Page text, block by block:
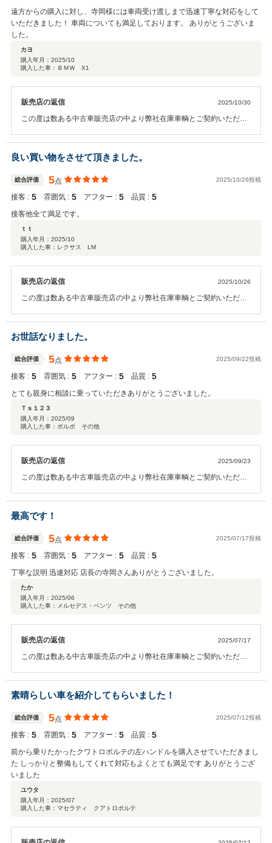
遠方からの購入に対し、寺岡様には車両受け渡しまで迅速丁寧な対応をして
いただきました！ 車両についても満足しております。 ありがとうございま
した。
カヨ
購入年月： 2025/10
購入した車：ＢＭＷ X1
販売店の返信 2025/10/30
この度は数ある中古車販売店の中より弊社在庫車輌とご契約いただき
す。 何かご不明な点等ございましたらお気軽にご連絡ください。 今後
とも末永いお付き合いの程宜しくお願い致します。
良い買い物をさせて頂きました。
総合評価 5点 2025/10/26投稿
接客 : 5 雰囲気 : 5 アフター : 5 品質 : 5
接客他全て満足です。
ｔｔ
購入年月： 2025/10
購入した車：レクサス LM
販売店の返信 2025/10/26
この度は数ある中古車販売店の中より弊社在庫車輌とご契約いただき
お世話なりました。
総合評価 5点 2025/09/22投稿
接客 : 5 雰囲気 : 5 アフター : 5 品質 : 5
とても親身に相談に乗っていただきありがとうございました。
Ｔｓ１２３
購入年月： 2025/09
購入した車：ボルボ その他
販売店の返信 2025/09/23
この度は数ある中古車販売店の中より弊社在庫車輌とご契約いただき
す。 何かご不明な点等ございましたらお気軽にご連絡ください。 今後
とも末永いお付き合いの程宜しくお願い致します。
最高です！
総合評価 5点 2025/07/17投稿
接客 : 5 雰囲気 : 5 アフター : 5 品質 : 5
丁寧な説明 迅速対応 店長の寺岡さんありがとうございました。
たか
購入年月： 2025/06
購入した車：メルセデス・ベンツ その他
販売店の返信 2025/07/17
この度は数ある中古車販売店の中より弊社在庫車輌とご契約いただき
す。 何かご不明な点等ございましたらお気軽にご連絡ください。 今後
とも末永いお付き合いの程宜しくお願い致します。
素晴らしい車を紹介してもらいました！
総合評価 5点 2025/07/12投稿
接客 : 5 雰囲気 : 5 アフター : 5 品質 : 5
前から乗りたかったクワトロポルテの左ハンドルを購入させていただきまし
た しっかりと整備もしてくれて対応もよくとても満足です ありがとうござ
いました
ユウタ
購入年月： 2025/07
購入した車：マセラティ クアトロポルテ